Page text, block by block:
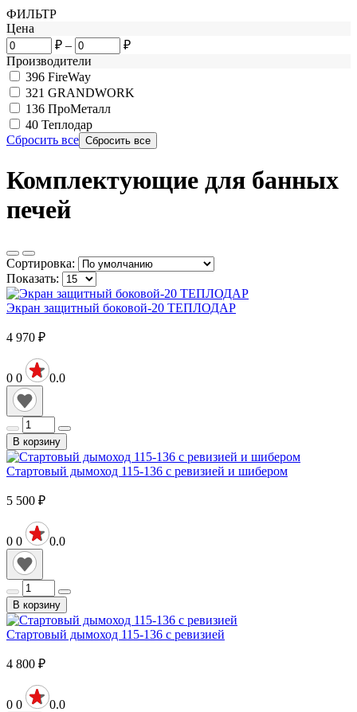
ФИЛЬТР
Цена
₽ –
₽
Производители
396 FireWay
321 GRANDWORK
136 ПроМеталл
40 Теплодар
Сбросить все
Комплектующие для банных
печей
Сортировка:
Показать:
Экран защитный боковой-20 ТЕПЛОДАР
4 970 ₽
0 0 0.0
В корзину
Стартовый дымоход 115-136 с ревизией и шибером
5 500 ₽
0 0 0.0
В корзину
Стартовый дымоход 115-136 с ревизией
4 800 ₽
0 0 0.0